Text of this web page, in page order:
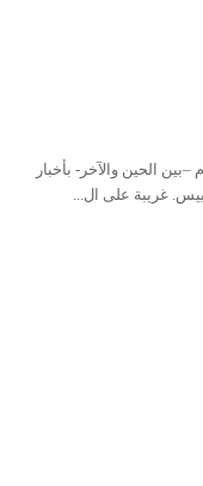
الحين والآخر- بأخبار
غريبة على ال...